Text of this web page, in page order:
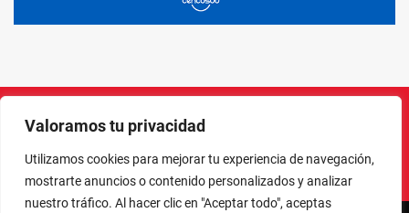
Valoramos tu privacidad
Utilizamos cookies para mejorar tu experiencia de navegación,
mostrarte anuncios o contenido personalizados y analizar
nuestro tráfico. Al hacer clic en "Aceptar todo", aceptas
InstagramFacebook
X